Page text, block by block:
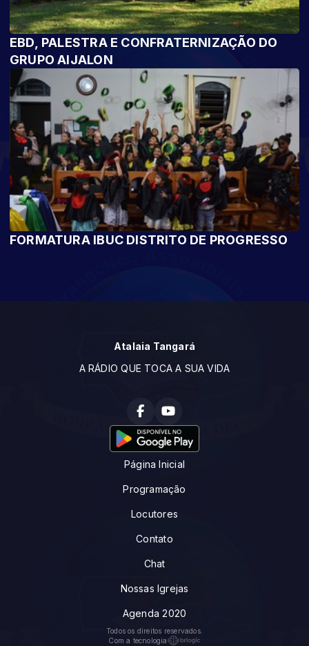
EBD, PALESTRA E CONFRATERNIZAÇÃO DO
GRUPO AIJALON
FORMATURA IBUC DISTRITO DE PROGRESSO
Atalaia Tangará
A RÁDIO QUE TOCA A SUA VIDA
Página Inicial
Programação
Locutores
Contato
Chat
Nossas Igrejas
Agenda 2020
Todos os direitos reservados.
Com a tecnologia